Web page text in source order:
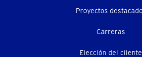
Proyectos
Carreras
Elección del cliente